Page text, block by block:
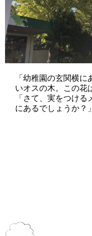
「幼稚園の玄関横
いオスの木。この花
「さて、実をつける
にあるでしょうか？」